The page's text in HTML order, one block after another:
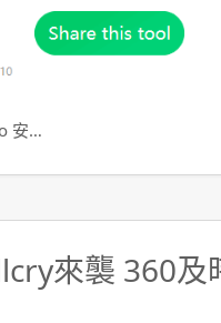
安…
來襲 360及